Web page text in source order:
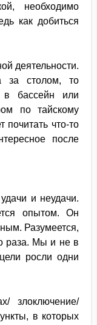
необходимо
как добиться
деятельности.
за столом, то
в бассейн или
по тайскому
почитать что-то
после
и неудачи.
опытом. Он
Разумеется,
раза. Мы и не в
росли одни
злоключение/
в которых